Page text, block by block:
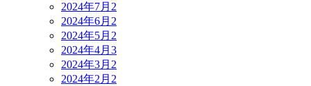
2024年7月 2
2024年6月 2
2024年5月 2
2024年4月 3
2024年3月 2
2024年2月 2